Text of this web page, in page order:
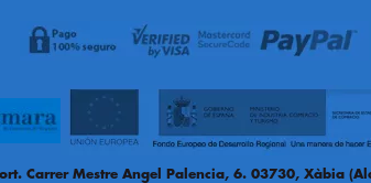
Carrer Mestre Angel Palencia, 6. 03730, Xàbia